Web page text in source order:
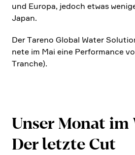
und Europa, jedoch etwas
Japan.
Der Tareno Global Water
nete im Mai eine Perfor­mance
Tranche).
Unser Monat im
Der letzte Cut